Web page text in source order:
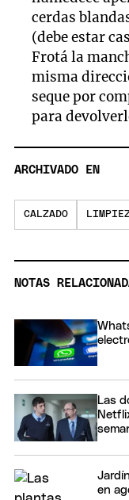
cerdas
(debe estar
Frotá la
misma
seque por
para
ARCHIVADO EN
CALZADO
NOTAS
Las
en